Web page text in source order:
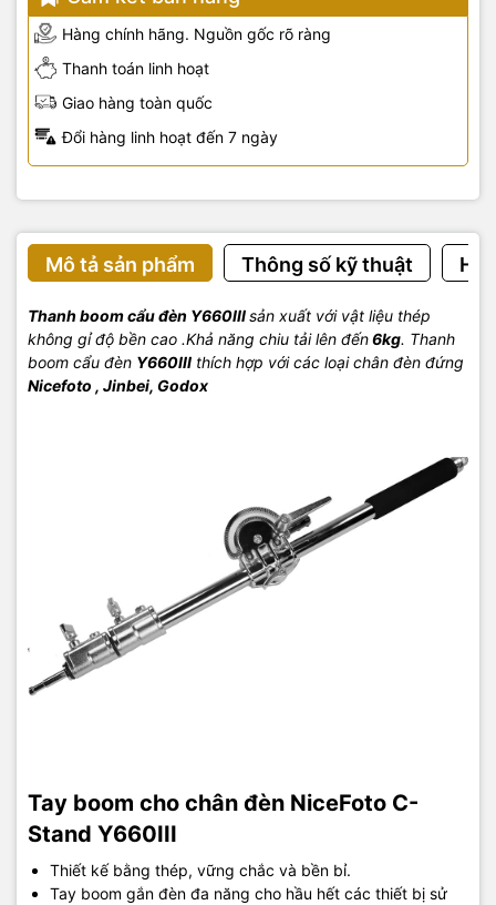
Hàng chính hãng. Nguồn gốc rõ ràng
Thanh toán linh hoạt
Giao hàng toàn quốc
Đổi hàng linh hoạt đến 7 ngày
Mô tả sản phẩm Thông số kỹ thuật
Thanh boom cẩu đèn Y660IIIsản xuất với vật liệu thép
không gỉ độ bền cao .Khả năng chiu tải lên đến6kg. Thanh
boom cẩu đèn Y660III thích hợp với các loại chân đèn đứng
Nicefoto , Jinbei, Godox
Tay boom cho chân đèn NiceFoto C-
Stand Y660III
Thiết kế bằng thép, vững chắc và bền bỉ.
Tay boom gắn đèn đa năng cho hầu hết các thiết bị sử